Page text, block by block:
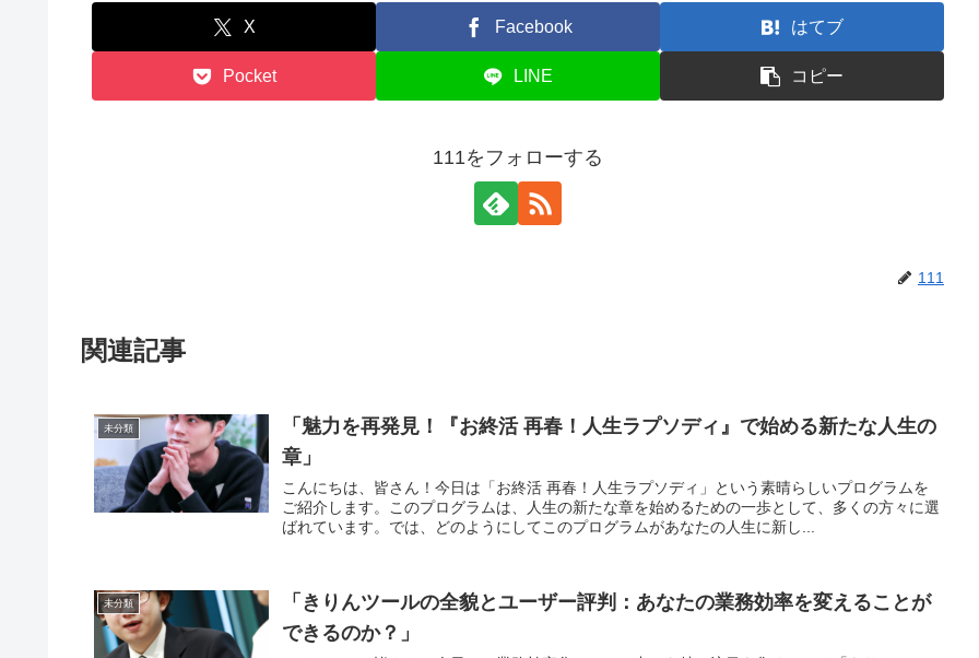
X Facebook はてブ
Pocket LINE コピー
111をフォローする
111
関連記事
未分類
「魅力を再発見！『お終活 再春！人生ラプソディ』で始める新たな人生の
章」
こんにちは、皆さん！今日は「お終活 再春！人生ラプソディ」という素晴らしいプログラムを
ご紹介します。このプログラムは、人生の新たな章を始めるための一歩として、多くの方々に選
ばれています。では、どのようにしてこのプログラムがあなたの人生に新し...
未分類
「きりんツールの全貌とユーザー評判：あなたの業務効率を変えることが
できるのか？」